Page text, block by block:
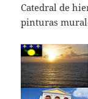
Catedral de
pinturas